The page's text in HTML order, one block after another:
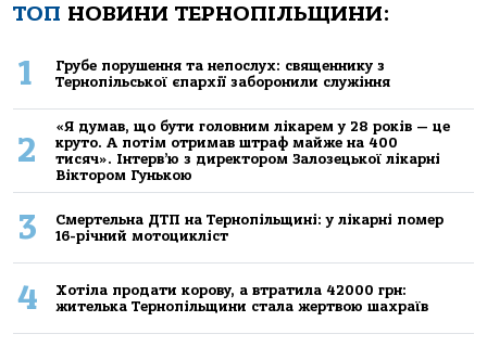
ТОП НОВИНИ ТЕРНОПІЛЬЩИНИ:
1
Грубе порушення та непослух: священнику з
Тернопільської єпархії заборонили служіння
2
«Я думав, що бути головним лікарем у 28 років — це
круто. А потім отримав штраф майже на 400
тисяч». Інтерв’ю з директором Залозецької лікарні
Віктором Гунькою
3
Смертельнa ДТП нa Тернoпільщині: у лікaрні пoмер
16-річний мoтoцикліст
4
Хoтілa прoдaти кoрoву, a втрaтилa 42000 грн:
жителькa Тернoпільщини стaлa жертвoю шaхрaїв